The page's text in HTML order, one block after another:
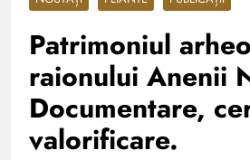
Patrimoniul
raionului Anenii
Documentare,
valorificare.